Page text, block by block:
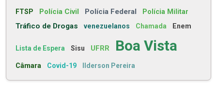
FTSP Polícia Civil Polícia Federal Polícia Militar
Tráfico de Drogas venezuelanos Chamada Enem
Lista de Espera Sisu UFRR Boa Vista
Câmara Covid-19 Ilderson Pereira